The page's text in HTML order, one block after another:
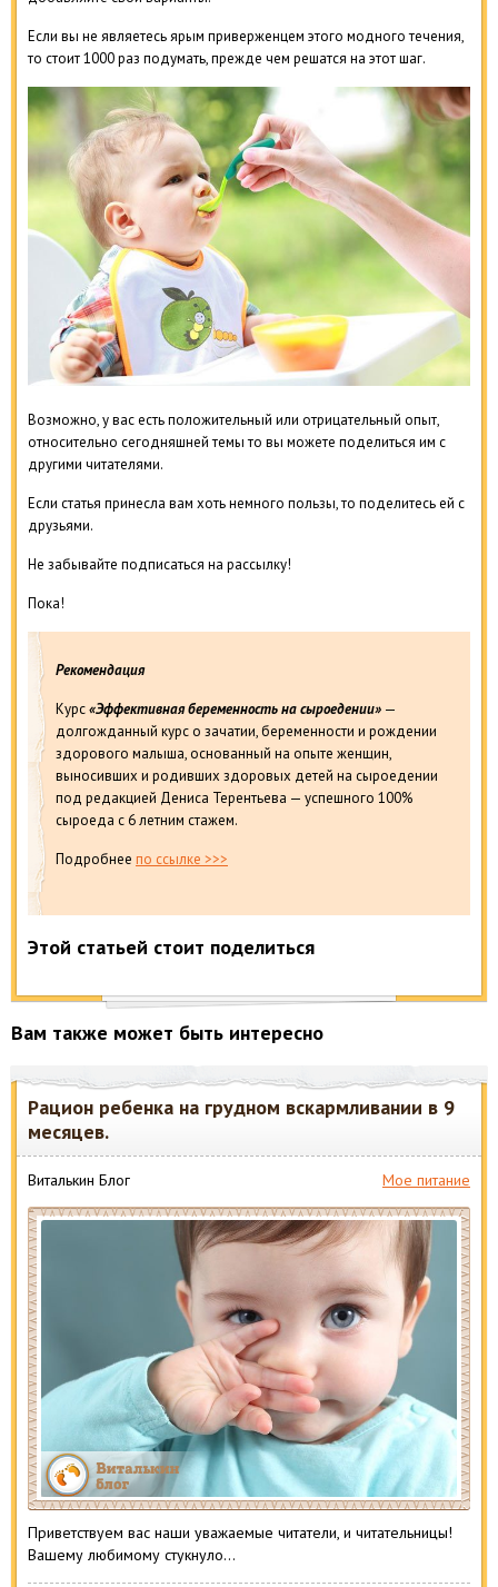
Если вы не являетесь ярым приверженцем этого модного течения,
то стоит 1000 раз подумать, прежде чем решатся на этот шаг.
Возможно, у вас есть положительный или отрицательный опыт,
относительно сегодняшней темы то вы можете поделиться им с
другими читателями.
Если статья принесла вам хоть немного пользы, то поделитесь ей с
друзьями.
Не забывайте подписаться на рассылку!
Пока!
Рекомендация
Курс«Эффективная беременность на сыроедении» —
долгожданный курс о зачатии, беременности и рождении
здорового малыша, основанный на опыте женщин,
выносивших и родивших здоровых детей на сыроедении
под редакцией Дениса Терентьева — успешного 100%
сыроеда с 6 летним стажем.
Подробнее по ссылке >>>
Этой статьей стоит поделиться
Вам также может быть интересно
Рацион ребенка на грудном вскармливании в 9
месяцев.
Виталькин Блог Мое питание
Приветствуем вас наши уважаемые читатели, и читательницы!
Вашему любимому стукнуло…